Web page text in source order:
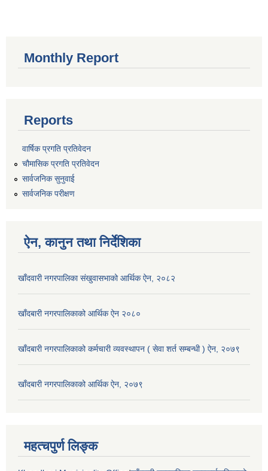
Monthly Report
Reports
वार्षिक प्रगति प्रतिवेदन
चौमासिक प्रगति प्रतिवेदन
सार्वजनिक सुनुवाई
सार्वजनिक परीक्षण
ऐन, कानुन तथा निर्देशिका
खाँदवारी नगरपालिका संखुवासभाको आर्थिक ऐन, २०८२
खाँदबारी नगरपालिकाको आर्थिक ऐन २०८०
खाँदबारी नगरपालिकाको कर्मचारी व्यवस्थापन ( सेवा शर्त सम्बन्धी ) ऐन, २०७९
खाँदबारी नगरपालिकाको आर्थिक ऐन, २०७९
महत्चपुर्ण लिङ्क